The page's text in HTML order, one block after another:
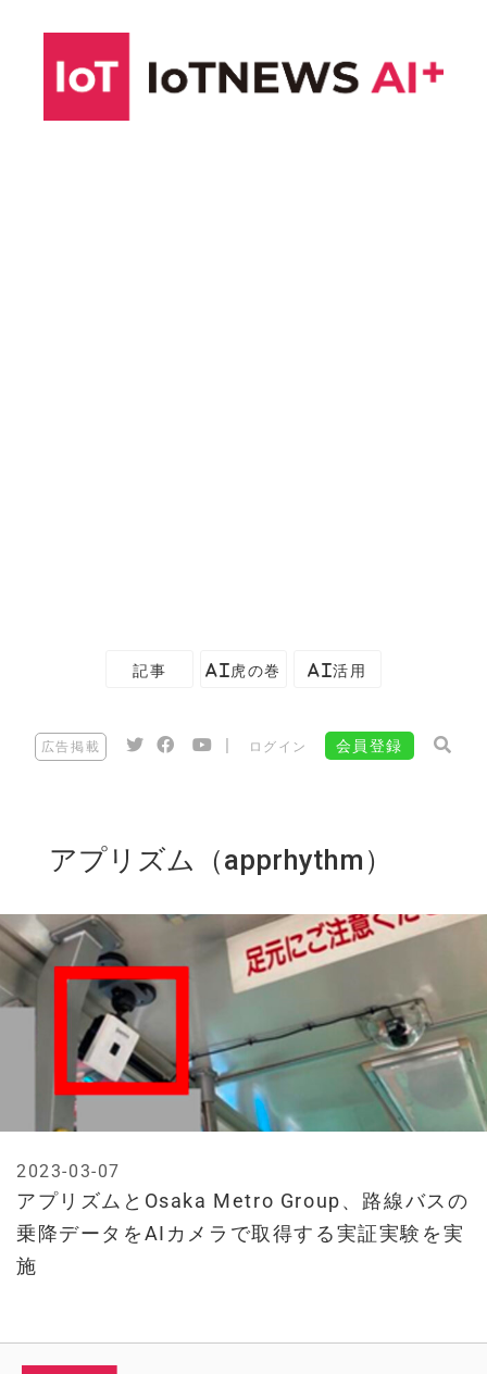
記事 AI虎の巻 AI活用
広告掲載 ログイン 会員登録
アプリズム（apprhythm）
アプリズムとOsaka Metro Group、路線バスの
乗降データをAIカメラで取得する実証実験を実
施
2023-03-07